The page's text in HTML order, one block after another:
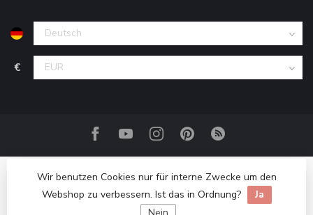
€
Wir benutzen Cookies nur für interne Zwecke um den
Webshop zu verbessern. Ist das in Ordnung?
Ja